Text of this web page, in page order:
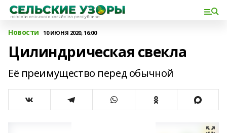
Новости 10 ИЮНЯ 2020, 16:00
Цилиндрическая свекла
Её преимущество перед обычной